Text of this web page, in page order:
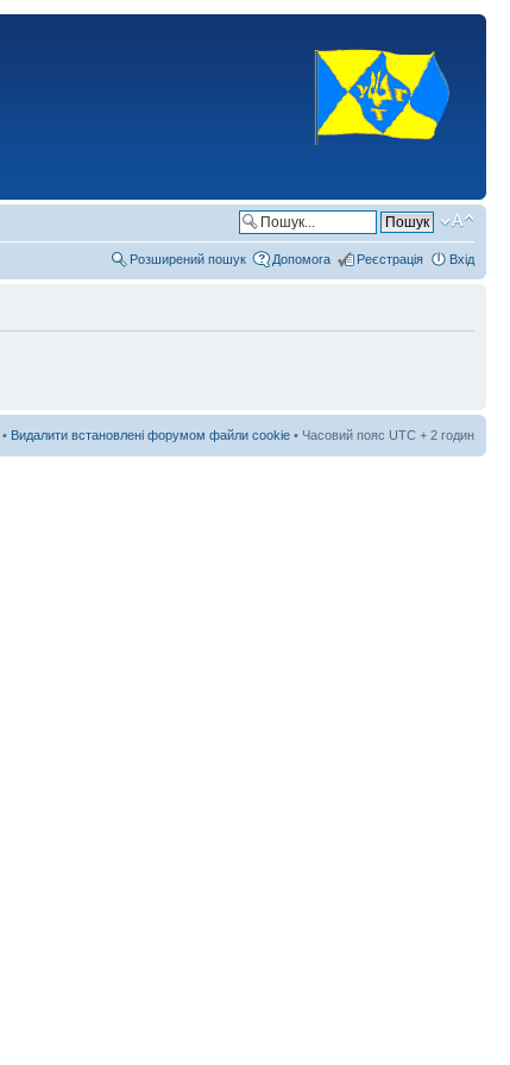
Розширений пошук Допомога Реєстрація Вхід
• Видалити встановлені форумом файли cookie • Часовий пояс UTC + 2 годин